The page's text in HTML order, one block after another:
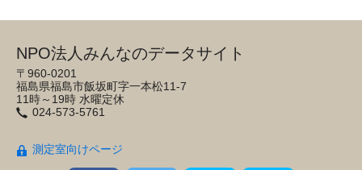
NPO法人みんなのデータサイト
〒960-0201
福島県福島市飯坂町字一本松11-7
11時～19時 水曜定休
024-573-5761
測定室向けページ